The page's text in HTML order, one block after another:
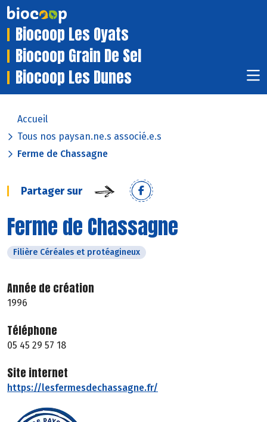
Biocoop Les Oyats
Biocoop Grain De Sel
Biocoop Les Dunes
Accueil
Tous nos paysan.ne.s associé.e.s
Ferme de Chassagne
Partager sur
Ferme de Chassagne
Filière Céréales et protéagineux
Année de création
1996
Téléphone
05 45 29 57 18
Site internet
https://lesfermesdechassagne.fr/